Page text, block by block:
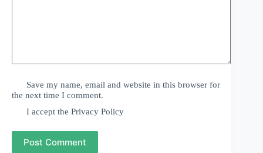
Save my name, email and website in this browser for
the next time I comment.
I accept thePrivacy Policy
Post Comment